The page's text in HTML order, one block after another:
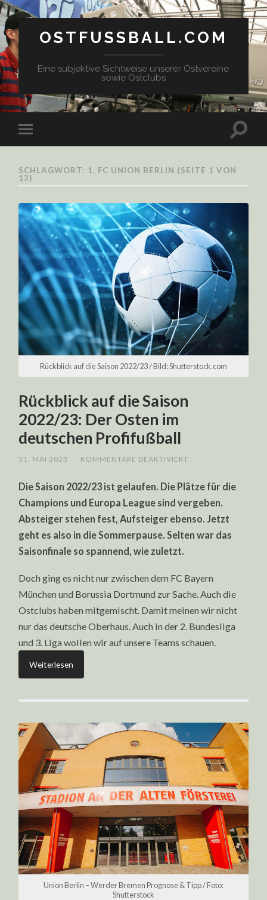
OSTFUSSBALL.COM
Eine subjektive Sichtweise unserer Ostvereine
sowie Ostclubs
SCHLAGWORT: 1. FC UNION BERLIN (SEITE 1 VON
13)
Rückblick auf die Saison 2022/23 / Bild: Shutterstock.com
Rückblick auf die Saison
2022/23: Der Osten im
deutschen Profifußball
31. MAI 2023 KOMMENTARE DEAKTIVIERT
DIE
2022/23:
OSTEN
DEUTSCHEN
Die Saison 2022/23 ist gelaufen. Die Plätze für die
Champions und Europa League sind vergeben.
Absteiger stehen fest, Aufsteiger ebenso. Jetzt
geht es also in die Sommerpause. Selten war das
Saisonfinale so spannend, wie zuletzt.
Doch ging es nicht nur zwischen dem FC Bayern
München und Borussia Dortmund zur Sache. Auch die
Ostclubs haben mitgemischt. Damit meinen wir nicht
nur das deutsche Oberhaus. Auch in der 2. Bundesliga
und 3. Liga wollen wir auf unsere Teams schauen.
Weiterlesen
Union Berlin – Werder Bremen Prognose & Tipp / Foto:
Shutterstock